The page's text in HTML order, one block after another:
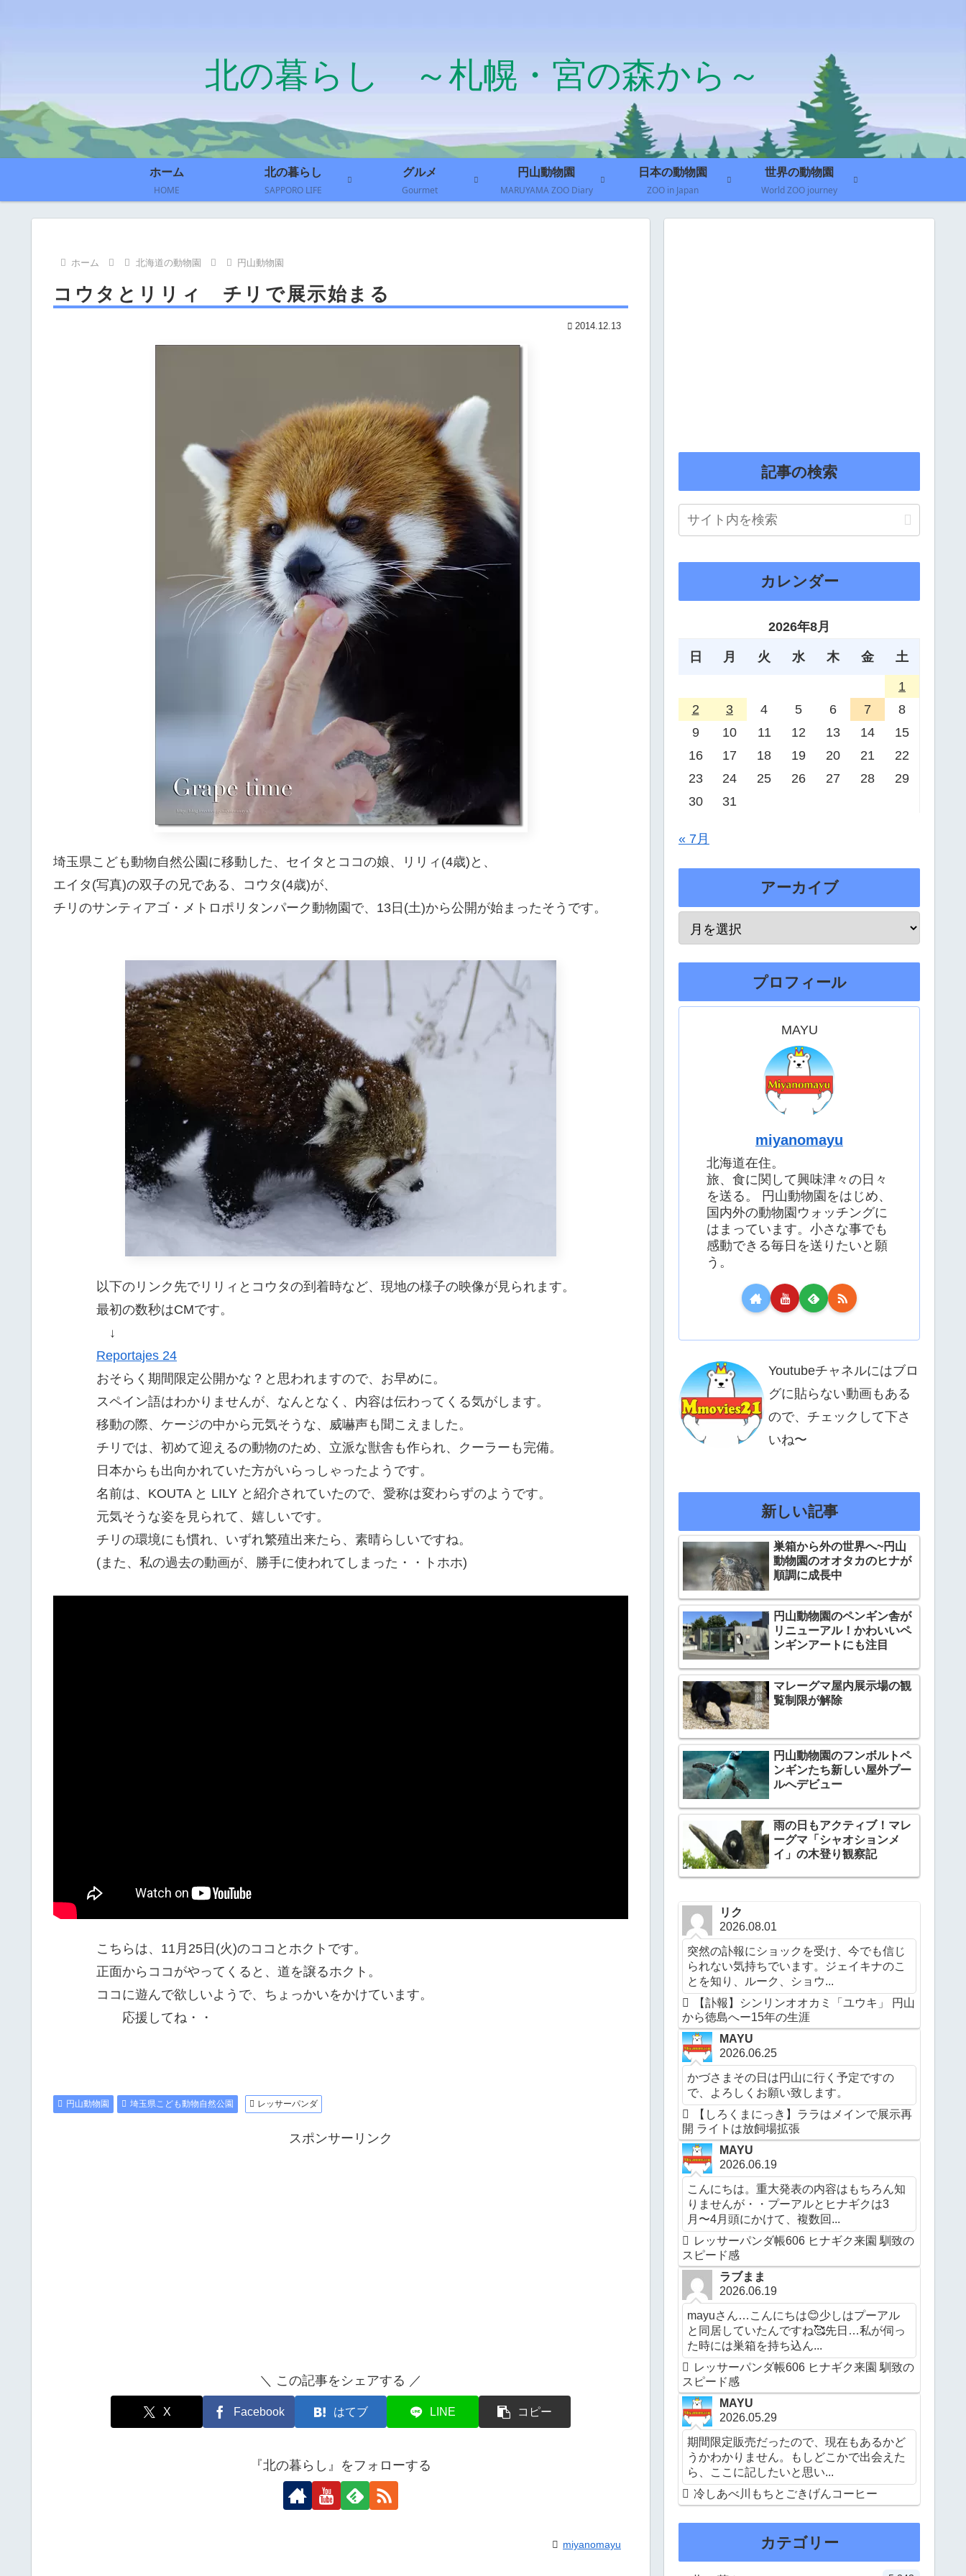
北の暮らし ～札幌・宮の森から～
ホーム
HOME
北の暮らし
SAPPORO LIFE
グルメ
Gourmet
円山動物園
MARUYAMA ZOO Diary
日本の動物園
ZOO in Japan
世界の動物園
World ZOO journey
ホーム 北海道の動物園 円山動物園
コウタとリリィ チリで展示始まる
2014.12.13
埼玉県こども動物自然公園に移動した、セイタとココの娘、リリィ(4歳)と、
エイタ(写真)の双子の兄である、コウタ(4歳)が、
チリのサンティアゴ・メトロポリタンパーク動物園で、13日(土)から公開が始まったそうです。
以下のリンク先でリリィとコウタの到着時など、現地の様子の映像が見られます。
最初の数秒はCMです。
↓
Reportajes 24
おそらく期間限定公開かな？と思われますので、お早めに。
スペイン語はわかりませんが、なんとなく、内容は伝わってくる気がします。
移動の際、ケージの中から元気そうな、威嚇声も聞こえました。
チリでは、初めて迎えるの動物のため、立派な獣舎も作られ、クーラーも完備。
日本からも出向かれていた方がいらっしゃったようです。
名前は、KOUTA と LILY と紹介されていたので、愛称は変わらずのようです。
元気そうな姿を見られて、嬉しいです。
チリの環境にも慣れ、いずれ繁殖出来たら、素晴らしいですね。
(また、私の過去の動画が、勝手に使われてしまった・・トホホ)
こちらは、11月25日(火)のココとホクトです。
正面からココがやってくると、道を譲るホクト。
ココに遊んで欲しいようで、ちょっかいをかけています。
応援してね・・
円山動物園 埼玉県こども動物自然公園 レッサーパンダ
スポンサーリンク
＼ この記事をシェアする ／
X Facebook はてブ LINE コピー
『北の暮らし』をフォローする
miyanomayu
記事の検索
カレンダー
2026年8月
日 月 火 水 木 金 土
1
2
3 4 5 6 7
8
9
10 11 12 13 14
15
16
17 18 19 20 21
22
23
24 25 26 27 28
29
30
31
« 7月
アーカイブ
プロフィール
MAYU
miyanomayu
北海道在住。
旅、食に関して興味津々の日々
を送る。 円山動物園をはじめ、
国内外の動物園ウォッチングに
はまっています。小さな事でも
感動できる毎日を送りたいと願
う。
Youtubeチャネルにはブロ
グに貼らない動画もある
ので、チェックして下さ
いね〜
新しい記事
巣箱から外の世界へ~円山
動物園のオオタカのヒナが
順調に成長中
円山動物園のペンギン舎が
リニューアル！かわいいペ
ンギンアートにも注目
マレーグマ屋内展示場の観
覧制限が解除
円山動物園のフンボルトペ
ンギンたち新しい屋外プー
ルへデビュー
雨の日もアクティブ！マレ
ーグマ「シャオションメ
イ」の木登り観察記
リク
2026.08.01
突然の訃報にショックを受け、今でも信じ
られない気持ちでいます。ジェイキナのこ
とを知り、ルーク、ショウ...
【訃報】シンリンオオカミ「ユウキ」 円山
から徳島へー15年の生涯
MAYU
2026.06.25
かづさまその日は円山に行く予定ですの
で、よろしくお願い致します。
【しろくまにっき】ララはメインで展示再
開 ライトは放飼場拡張
MAYU
2026.06.19
こんにちは。重大発表の内容はもちろん知
りませんが・・プーアルとヒナギクは3
月〜4月頭にかけて、複数回...
レッサーパンダ帳606 ヒナギク来園 馴致の
スピード感
ラブまま
2026.06.19
mayuさん…こんにちは😊少しはプーアル
と同居していたんですね🥰先日…私が伺っ
た時には巣箱を持ち込ん...
レッサーパンダ帳606 ヒナギク来園 馴致の
スピード感
MAYU
2026.05.29
期間限定販売だったので、現在もあるかど
うかわかりません。もしどこかで出会えた
ら、ここに記したいと思い...
冷しあべ川もちとごきげんコーヒー
カテゴリー